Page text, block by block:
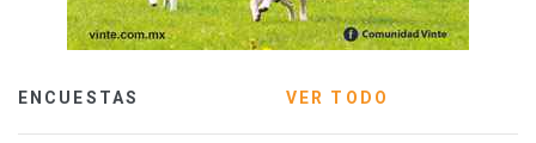
ENCUESTAS VER TODO